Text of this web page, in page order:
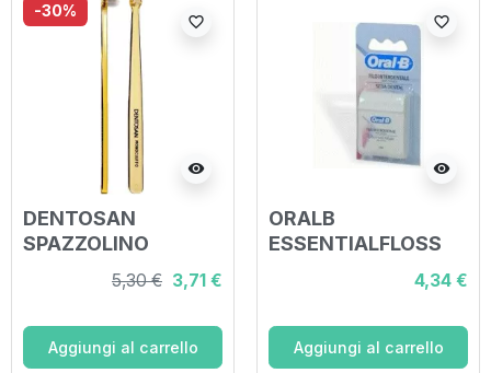
-30%
visibility
favorite_border
DENTOSAN
SPAZZOLINO
MONOCIUFFO
5,30 € 3,71 €
Aggiungi al carrello
visibility
favorite_border
ORALB
ESSENTIALFLOSS
FILO INTERDENTALE
NON CERATO 50
4,34 €
Aggiungi al carrello